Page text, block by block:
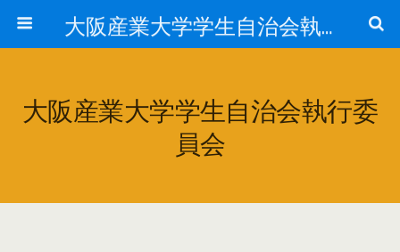
大阪産業大学学生自治会執行委員会
大阪産業大学学生自治会執行委
員会